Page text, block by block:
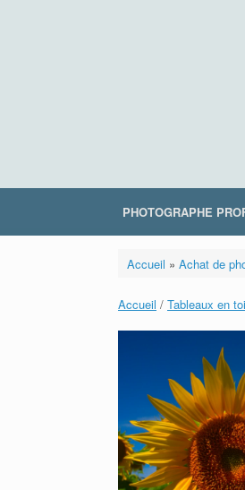
PHOTOGRAPHE
Accueil » Achat de
Accueil / Tableaux en